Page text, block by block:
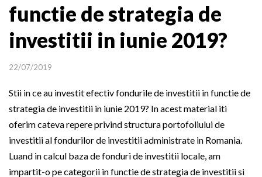
functie de strategia de
investitii in iunie 2019?
22/07/2019
Stii in ce au investit efectiv fondurile de investitii in functie de
strategia de investitii in iunie 2019? In acest material iti
oferim cateva repere privind structura portofoliului de
investitii al fondurilor de investitii administrate in Romania.
Luand in calcul baza de fonduri de investitii locale, am
impartit-o pe categorii in functie de strategia de investitii si